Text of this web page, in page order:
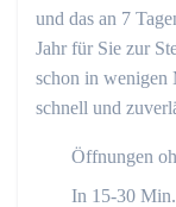
und das an 7
Jahr für Sie zur
schon in wenigen
schnell und
Öffnungen
In 15-30